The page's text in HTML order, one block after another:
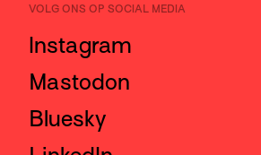
VOLG ONS OP SOCIAL MEDIA
Instagram
Mastodon
Bluesky